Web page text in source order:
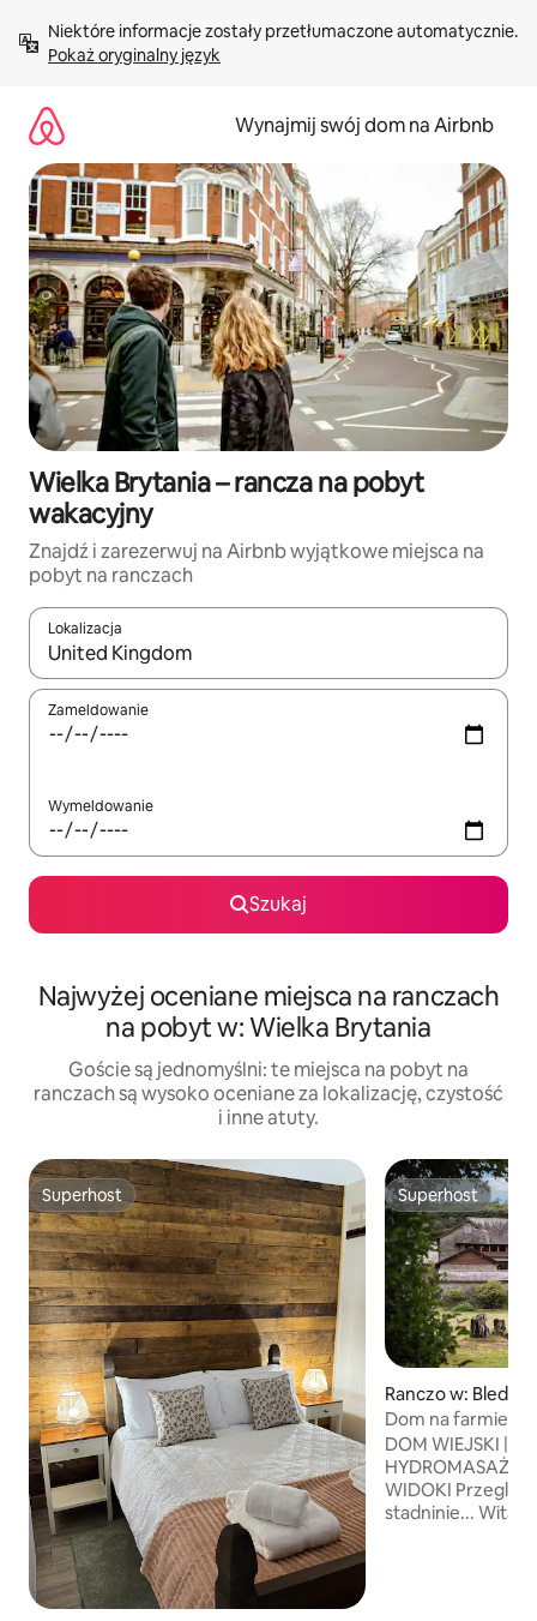
treści Pokaż oryginalny język
Wynajmij swój dom na Airbnb
Wielka Brytania – rancza na pobyt
wakacyjny
Znajdź i zarezerwuj na Airbnb wyjątkowe miejsca na
pobyt na ranczach
Lokalizacja
Gdy wyniki będą dostępne, możesz poruszać się po nich za
Zameldowanie
Wymeldowanie
Szukaj
Najwyżej oceniane miejsca na ranczach
na pobyt w: Wielka Brytania
Goście są jednomyślni: te miejsca na pobyt na
ranczach są wysoko oceniane za lokalizację, czystość
i inne atuty.
Superhost
Superhost Superhost
Superhost
Ranczo w: Bleddfa
Dom na farmie
DOM WIEJSKI |
WIDOKI Przegląd domu na farmie
stadninie... Witamy w Stud Farm House,